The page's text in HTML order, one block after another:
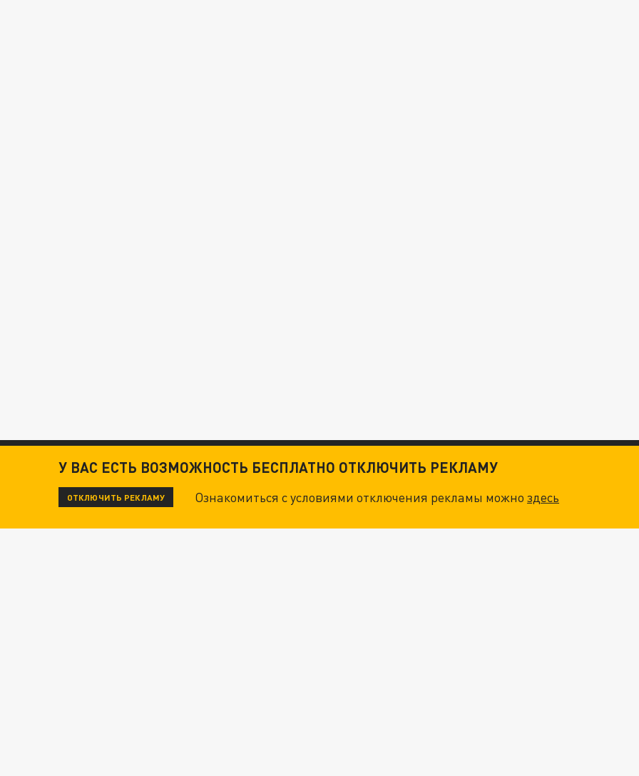
У ВАС ЕСТЬ ВОЗМОЖНОСТЬ БЕСПЛАТНО ОТКЛЮЧИТЬ РЕКЛАМУ
ОТКЛЮЧИТЬ РЕКЛАМУ Ознакомиться с условиями отключения рекламы можноздесь